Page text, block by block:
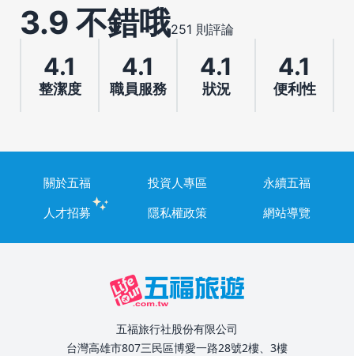
3.9 不錯哦251 則評論
4.1
整潔度
4.1
職員服務
4.1
狀況
4.1
便利性
關於五福 投資人專區
永續五福
人才招募
隱私權政策 網站導覽
五福旅行社股份有限公司
台灣高雄市807三民區博愛一路28號2樓、3樓